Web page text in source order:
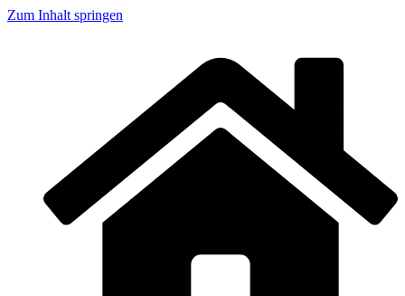
Zum Inhalt springen